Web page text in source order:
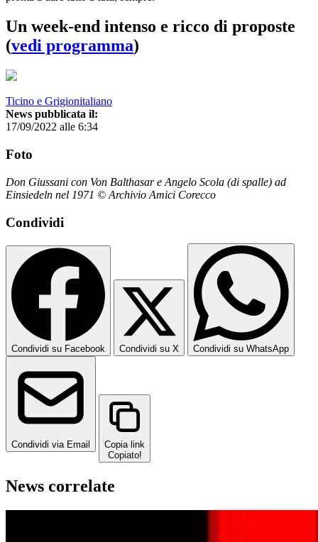
Un week-end intenso e ricco di proposte
(vedi programma)
Ticino e Grigionitaliano
News pubblicata il:
17/09/2022 alle 6:34
Foto
Don Giussani con Von Balthasar e Angelo Scola (di spalle) ad
Einsiedeln nel 1971 © Archivio Amici Corecco
Condividi
Condividi su Facebook Condividi su X Condividi su WhatsApp
Condividi via Email
Copia link
Copiato!
News correlate